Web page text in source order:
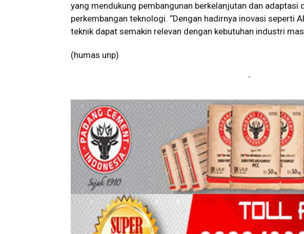
yang mendukung pembangunan berkelanjutan dan adaptasi
perkembangan teknologi. “Dengan hadirnya inovasi seperti
teknik dapat semakin relevan dengan kebutuhan industri
(humas unp)
*